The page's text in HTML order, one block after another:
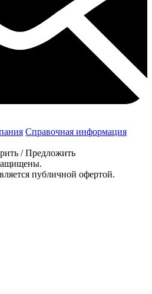
Справочная информация
/ Предложить
публичной офертой.